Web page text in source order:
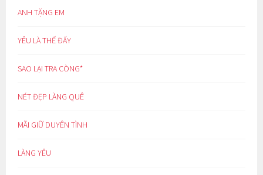
ANH TẶNG EM
YÊU LÀ THẾ ĐẤY
SAO LẠI TRA CÒNG*
NÉT ĐẸP LÀNG QUÊ
MÃI GIỮ DUYÊN TÌNH
LÀNG YÊU